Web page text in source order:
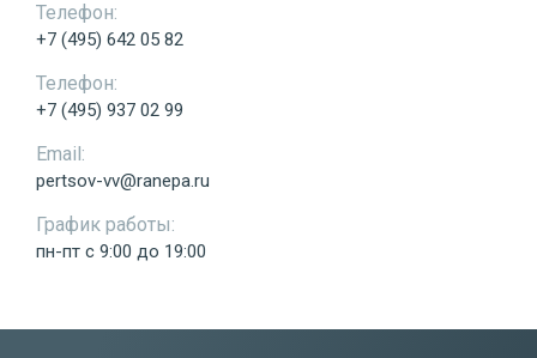
E-mail:
Телефон:
+7 (495) 642 05 82
Телефон:
+7 (495) 937 02 99
Email:
pertsov-vv@ranepa.ru
График работы:
пн-пт с 9:00 до 19:00